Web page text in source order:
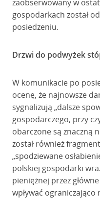
zaobserwowany w
gospodarkach został
posiedzeniu.
Drzwi do podwyżek
W komunikacie po
ocenę, że najnowsze
sygnalizują „dalsze
gospodarczego, przy
obarczone są znaczną
został również
„spodziewane
polskiej gospodarki
pieniężnej przez
wpływać